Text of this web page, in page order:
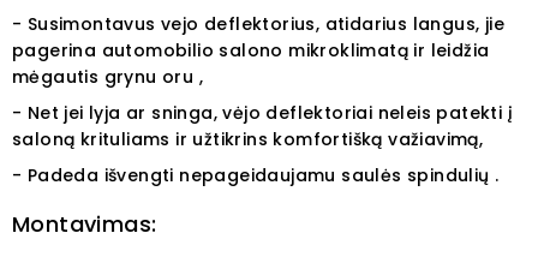
- Susimontavus vejo deflektorius, atidarius langus, jie
pagerina automobilio salono mikroklimatą ir leidžia
mėgautis grynu oru ,
- Net jei lyja ar sninga, vėjo deflektoriai neleis patekti į
saloną krituliams ir užtikrins komfortišką važiavimą,
- Padeda išvengti nepageidaujamu saulės spindulių .
Montavimas: